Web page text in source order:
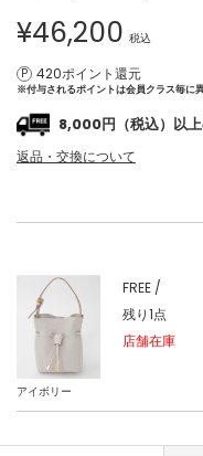
¥46,200 税込
420ポイント還元
※付与されるポイントは会員クラス毎に異
8,000円（税込）以
返品・交換について
アイボリー
FREE /
残り1点
店舗在庫